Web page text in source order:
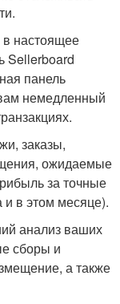
в настоящее
Sellerboard
панель
немедленный
заказы,
ожидаемые
за точные
в этом месяце).
анализ ваших
сборы и
а также